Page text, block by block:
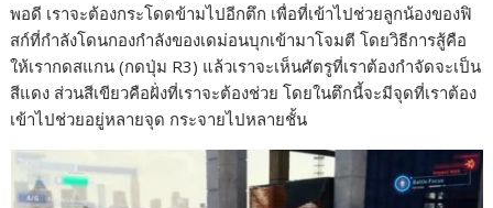
พอดี เราจะต้องกระโดดข้ามไปอีกตึก เพื่อที่เข้าไปช่วยลูกน้องของฟิ
สก์ที่กำลังโดนกองกำลังของเดม่อนบุกเข้ามาโจมตี โดยวิธีการสู้คือ
ให้เรากดสแกน (กดปุ่ม R3) แล้วเราจะเห็นศัตรูที่เราต้องกำจัดจะเป็น
สีแดง ส่วนสีเขียวคือฝั่งที่เราจะต้องช่วย โดยในตึกนี้จะมีจุดที่เราต้อง
เข้าไปช่วยอยู่หลายจุด กระจายไปหลายชั้น